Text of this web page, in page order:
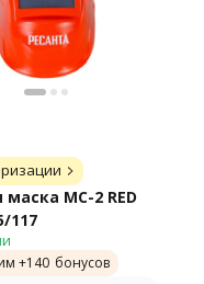
маска МС-2 RED
117
+140 бонусов